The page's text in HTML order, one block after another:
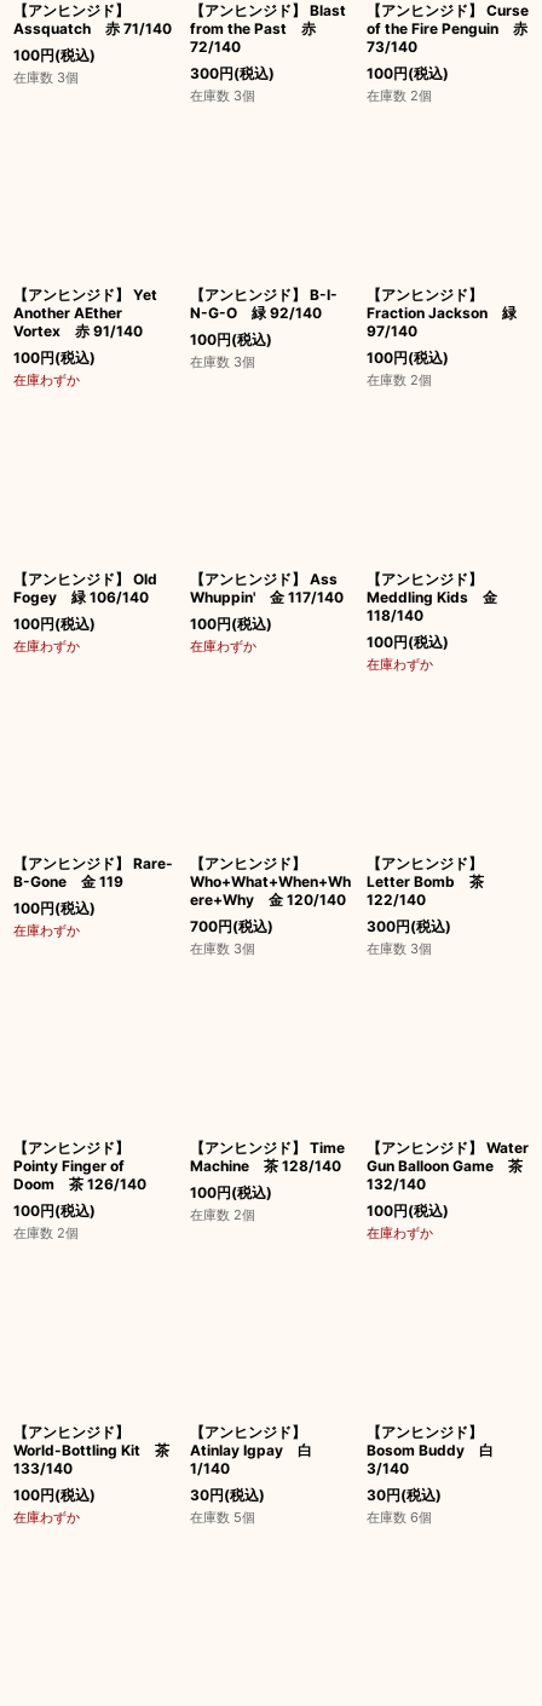
【アンヒンジド】
Assquatch 赤 71/140
100円(税込)
在庫数 3個
【アンヒンジド】 Blast
from the Past 赤
72/140
300円(税込)
在庫数 3個
【アンヒンジド】 Curse
of the Fire Penguin 赤
73/140
100円(税込)
在庫数 2個
【アンヒンジド】 Yet
Another AEther
Vortex 赤 91/140
100円(税込)
在庫わずか
【アンヒンジド】 B-I-
N-G-O 緑 92/140
100円(税込)
在庫数 3個
【アンヒンジド】
Fraction Jackson 緑
97/140
100円(税込)
在庫数 2個
【アンヒンジド】 Old
Fogey 緑 106/140
100円(税込)
在庫わずか
【アンヒンジド】 Ass
Whuppin' 金 117/140
100円(税込)
在庫わずか
【アンヒンジド】
Meddling Kids 金
118/140
100円(税込)
在庫わずか
【アンヒンジド】 Rare-
B-Gone 金 119
100円(税込)
在庫わずか
【アンヒンジド】
Who+What+When+Wh
ere+Why 金 120/140
700円(税込)
在庫数 3個
【アンヒンジド】
Letter Bomb 茶
122/140
300円(税込)
在庫数 3個
【アンヒンジド】
Pointy Finger of
Doom 茶 126/140
100円(税込)
在庫数 2個
【アンヒンジド】 Time
Machine 茶 128/140
100円(税込)
在庫数 2個
【アンヒンジド】 Water
Gun Balloon Game 茶
132/140
100円(税込)
在庫わずか
【アンヒンジド】
World-Bottling Kit 茶
133/140
100円(税込)
在庫わずか
【アンヒンジド】
Atinlay Igpay 白
1/140
30円(税込)
在庫数 5個
【アンヒンジド】
Bosom Buddy 白
3/140
30円(税込)
在庫数 6個